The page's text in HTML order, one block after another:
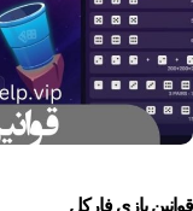
قوانین بازی فارکل